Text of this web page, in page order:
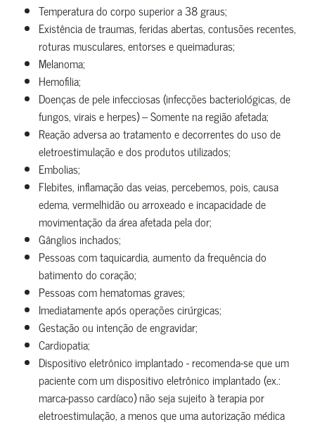
Temperatura do corpo superior a 38 graus;
Existência de traumas, feridas abertas, contusões recentes,
roturas musculares, entorses e queimaduras;
Melanoma;
Hemofilia;
Doenças de pele infecciosas (infecções bacteriológicas, de
fungos, virais e herpes) – Somente na região afetada;
Reação adversa ao tratamento e decorrentes do uso de
eletroestimulação e dos produtos utilizados;
Embolias;
Flebites, inflamação das veias, percebemos, pois, causa
edema, vermelhidão ou arroxeado e incapacidade de
movimentação da área afetada pela dor;
Gânglios inchados;
Pessoas com taquicardia, aumento da frequência do
batimento do coração;
Pessoas com hematomas graves;
Imediatamente após operações cirúrgicas;
Gestação ou intenção de engravidar;
Cardiopatia;
Dispositivo eletrônico implantado - recomenda-se que um
paciente com um dispositivo eletrônico implantado (ex.:
marca-passo cardíaco) não seja sujeito à terapia por
eletroestimulação, a menos que uma autorização médica